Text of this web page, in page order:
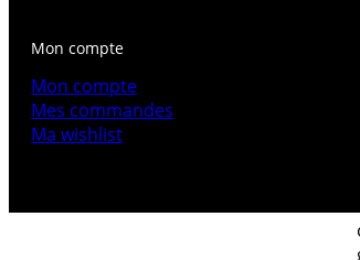
Mon compte
Mon compte
Mes commandes
Ma wishlist